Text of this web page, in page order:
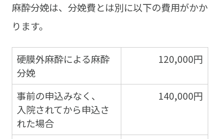
麻酔分娩は、分娩費とは別に以下の費用がかか
ります。
硬膜外麻酔による麻酔
分娩
120,000円
事前の申込みなく、
入院されてから申込さ
れた場合
140,000円